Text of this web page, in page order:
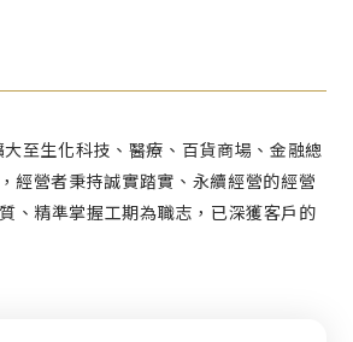
至生化科技、醫療、百貨商場、金融總
經營者秉持誠實踏實、永續經營的經營
、精準掌握工期為職志，已深獲客戶的